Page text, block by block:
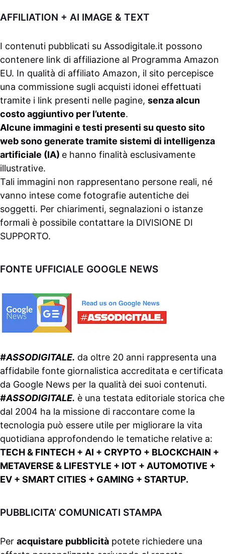
AFFILIATION + AI IMAGE & TEXT
I contenuti pubblicati su Assodigitale.it possono
contenere link di affiliazione al Programma Amazon
EU. In qualità di affiliato Amazon, il sito percepisce
una commissione sugli acquisti idonei effettuati
tramite i link presenti nelle pagine, senza alcun
costo aggiuntivo per l’utente.
Alcune immagini e testi presenti su questo sito
web sono generate tramite sistemi di intelligenza
artificiale (IA) e hanno finalità esclusivamente
illustrative.
Tali immagini non rappresentano persone reali, né
vanno intese come fotografie autentiche dei
soggetti. Per chiarimenti, segnalazioni o istanze
formali è possibile contattare la DIVISIONE DI
SUPPORTO.
FONTE UFFICIALE GOOGLE NEWS
#ASSODIGITALE. da oltre 20 anni rappresenta una
affidabile fonte giornalistica accreditata e certificata
da Google News per la qualità dei suoi contenuti.
#ASSODIGITALE. è una testata editoriale storica che
dal 2004 ha la missione di raccontare come la
tecnologia può essere utile per migliorare la vita
quotidiana approfondendo le tematiche relative a:
TECH & FINTECH + AI + CRYPTO + BLOCKCHAIN +
METAVERSE & LIFESTYLE + IOT + AUTOMOTIVE +
EV + SMART CITIES + GAMING + STARTUP.
PUBBLICITA’ COMUNICATI STAMPA
Per acquistare pubblicità potete richiedere una